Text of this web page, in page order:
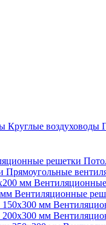
Круглые воздуховоды
решетки
Прямоугольные
мм
мм Вентиляционные
мм
мм